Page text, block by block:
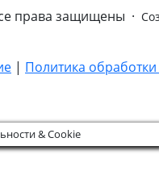
права защищены ·
| Политика
& Cookie